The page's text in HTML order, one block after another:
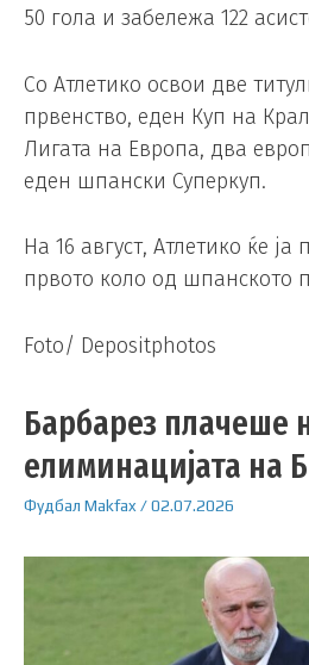
50 гола и забележа 122
Со Атлетико освои две
првенство, еден Куп на
Лигата на Европа, два
еден шпански Суперкуп.
На 16 август, Атлетико ќе
првото коло од шпанското
Foto/ Depositphotos
Барбарез плачеше
елиминацијата на
Фудбал Makfax /02.07.2026